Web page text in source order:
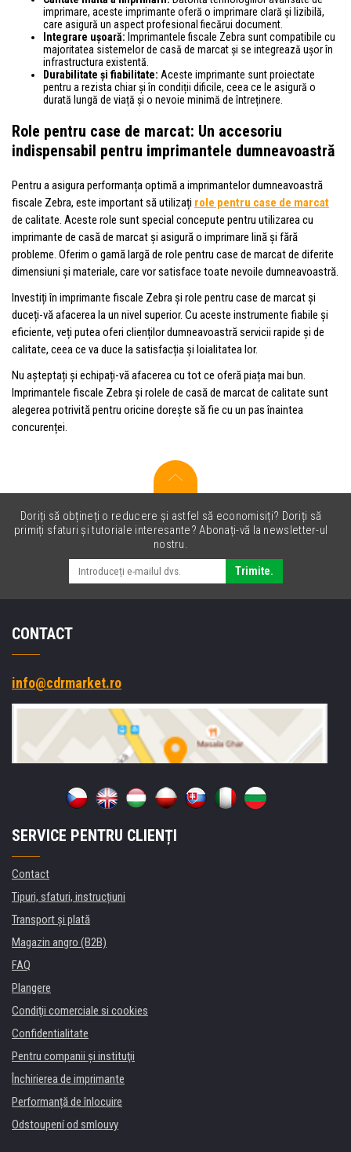
imprimare, aceste imprimante oferă o imprimare clară și lizibilă,
care asigură un aspect profesional fiecărui document.
Integrare ușoară: Imprimantele fiscale Zebra sunt compatibile cu
majoritatea sistemelor de casă de marcat și se integrează ușor în
infrastructura existentă.
Durabilitate și fiabilitate: Aceste imprimante sunt proiectate
pentru a rezista chiar și în condiții dificile, ceea ce le asigură o
durată lungă de viață și o nevoie minimă de întreținere.
Role pentru case de marcat: Un accesoriu
indispensabil pentru imprimantele dumneavoastră
Pentru a asigura performanța optimă a imprimantelor dumneavoastră
fiscale Zebra, este important să utilizați role pentru case de marcat
de calitate. Aceste role sunt special concepute pentru utilizarea cu
imprimante de casă de marcat și asigură o imprimare lină și fără
probleme. Oferim o gamă largă de role pentru case de marcat de diferite
dimensiuni și materiale, care vor satisface toate nevoile dumneavoastră.
Investiți în imprimante fiscale Zebra și role pentru case de marcat și
duceți-vă afacerea la un nivel superior. Cu aceste instrumente fiabile și
eficiente, veți putea oferi clienților dumneavoastră servicii rapide și de
calitate, ceea ce va duce la satisfacția și loialitatea lor.
Nu așteptați și echipați-vă afacerea cu tot ce oferă piața mai bun.
Imprimantele fiscale Zebra și rolele de casă de marcat de calitate sunt
alegerea potrivită pentru oricine dorește să fie cu un pas înaintea
concurenței.
Doriți să obțineți o reducere și astfel să economisiți? Doriți să
primiți sfaturi și tutoriale interesante? Abonați-vă la newsletter-ul
nostru.
Trimite.
CONTACT
info@cdrmarket.ro
SERVICE PENTRU CLIENȚI
Contact
Tipuri, sfaturi, instrucțiuni
Transport şi plată
Magazin angro (B2B)
FAQ
Plangere
Condiţii comerciale si cookies
Confidentialitate
Pentru companii și instituţii
Închirierea de imprimante
Performanță de înlocuire
Odstoupení od smlouvy